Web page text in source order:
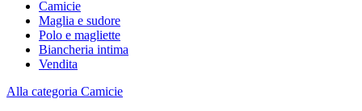
Camicie
Maglia e sudore
Polo e magliette
Biancheria intima
Vendita
Alla categoria Camicie